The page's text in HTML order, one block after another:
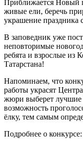
Приближается Новый
живые ели, беречь
украшение праздника
В заповедник уже
неповторимые
ребята и взрослые из
Татарстана!
Напоминаем, что
работы украсят
жюри выберет лучшие
возможность
ёлку, тем самым
Подробнее о конкурсе: